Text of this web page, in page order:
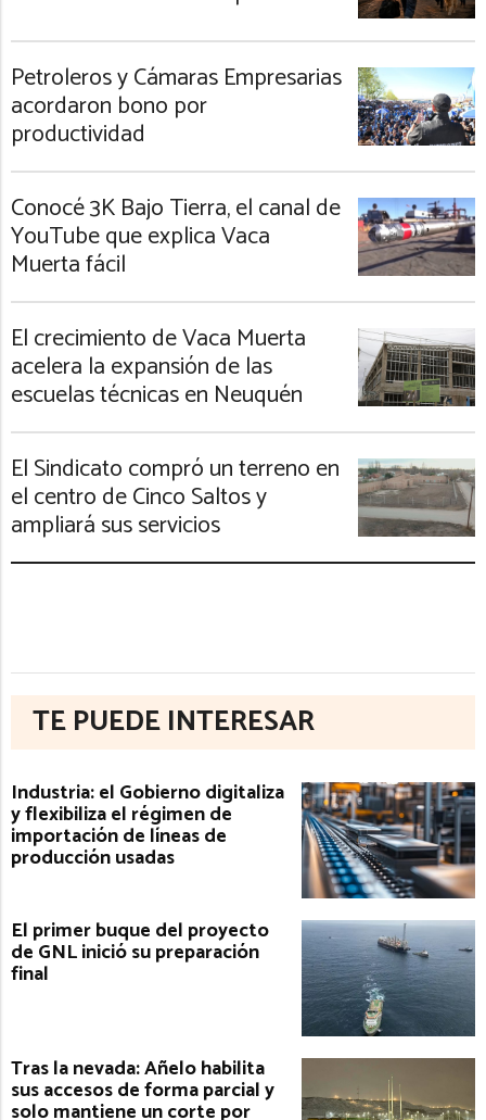
Petroleros y Cámaras Empresarias
acordaron bono por
productividad
Conocé 3K Bajo Tierra, el canal de
YouTube que explica Vaca
Muerta fácil
El crecimiento de Vaca Muerta
acelera la expansión de las
escuelas técnicas en Neuquén
El Sindicato compró un terreno en
el centro de Cinco Saltos y
ampliará sus servicios
TE PUEDE INTERESAR
Industria: el Gobierno digitaliza
y flexibiliza el régimen de
importación de líneas de
producción usadas
El primer buque del proyecto
de GNL inició su preparación
final
Tras la nevada: Añelo habilita
sus accesos de forma parcial y
solo mantiene un corte por